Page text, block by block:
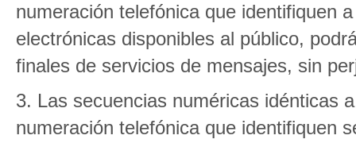
numeración telefónica que identifiquen
electrónicas disponibles al público,
finales de servicios de mensajes, sin
3. Las secuencias numéricas idénticas
numeración telefónica que identifiquen